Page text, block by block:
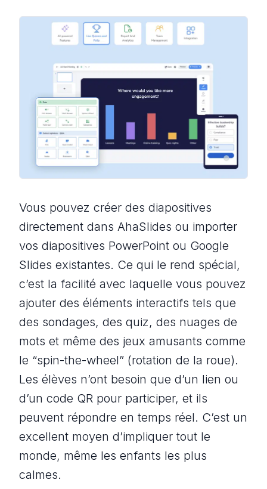
Vous pouvez créer des diapositives
directement dans AhaSlides ou importer
vos diapositives PowerPoint ou Google
Slides existantes. Ce qui le rend spécial,
c’est la facilité avec laquelle vous pouvez
ajouter des éléments interactifs tels que
des sondages, des quiz, des nuages de
mots et même des jeux amusants comme
le “spin-the-wheel” (rotation de la roue).
Les élèves n’ont besoin que d’un lien ou
d’un code QR pour participer, et ils
peuvent répondre en temps réel. C’est un
excellent moyen d’impliquer tout le
monde, même les enfants les plus
calmes.